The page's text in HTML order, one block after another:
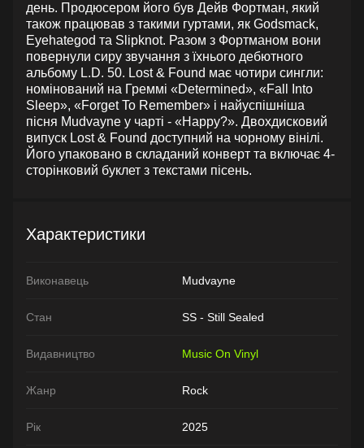
день. Продюсером його був Дейв Фортман, який
також працював з такими гуртами, як Godsmack,
Eyehategod та Slipknot. Разом з Фортманом вони
повернули сиру звучання з їхнього дебютного
альбому L.D. 50. Lost & Found має чотири сингли:
номінований на Греммі «Determined», «Fall Into
Sleep», «Forget To Remember» і найуспішніша
пісня Mudvayne у чарті - «Happy?». Двохдисковий
випуск Lost & Found доступний на чорному вінілі.
Його упаковано в складаний конверт та включає 4-
сторінковий буклет з текстами пісень.
Характеристики
Виконавець Mudvayne
Стан SS - Still Sealed
Видавництво Music On Vinyl
Жанр Rock
Рік 2025